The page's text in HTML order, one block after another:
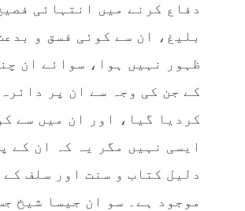
دفاع کرنے میں انتہائی
بلیغ، ان سے کوئی فسق و
ظہور نہیں ہوا، سوائے ان
کے جن کی وجہ سے ان پر
کردیا گیا، اور ان میں سے
ایسی نہیں مگر یہ کہ ان کے
دلیل کتاب و سنت اور سلف کے
موجود ہے۔ سو ان جیسا شیخ